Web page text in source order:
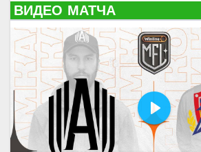
ВИДЕО МАТЧА
P
l